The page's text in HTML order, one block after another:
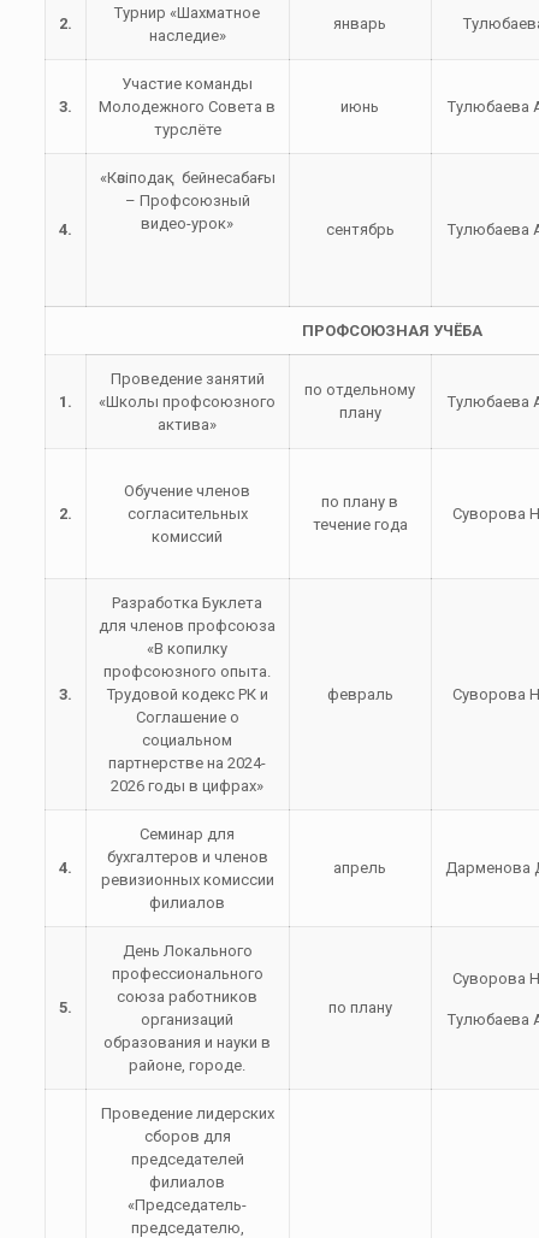
2.
Турнир «Шахматное
наследие»
январь
3.
Участие команды
Молодежного Совета в
турслёте
июнь Тулюбаева
4.
«Кәсіподақ бейнесабағы
– Профсоюзный
видео-урок»
сентябрь Тулюбаева
ПРОФСОЮЗНАЯ УЧЁБА
1.
Проведение занятий
«Школы профсоюзного
актива»
по отдельному
плану
Тулюбаева
2.
Обучение членов
согласительных
комиссий
по плану в
течение года
Суворова
3.
Разработка Буклета
для членов профсоюза
«В копилку
профсоюзного опыта.
Трудовой кодекс РК и
Соглашение о
социальном
партнерстве на 2024-
2026 годы в цифрах»
февраль Суворова
4.
Семинар для
бухгалтеров и членов
ревизионных комиссии
филиалов
апрель Дарменова
5.
День Локального
профессионального
союза работников
организаций
образования и науки в
районе, городе.
по плану
Суворова
Тулюбаева
Проведение лидерских
сборов для
председателей
филиалов
«Председатель-
председателю,